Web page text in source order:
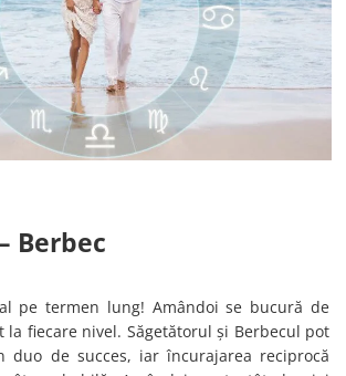
Berbec
pe termen lung! Amândoi se bucură de
la fiecare nivel. Săgetătorul și Berbecul pot
duo de succes, iar încurajarea reciprocă